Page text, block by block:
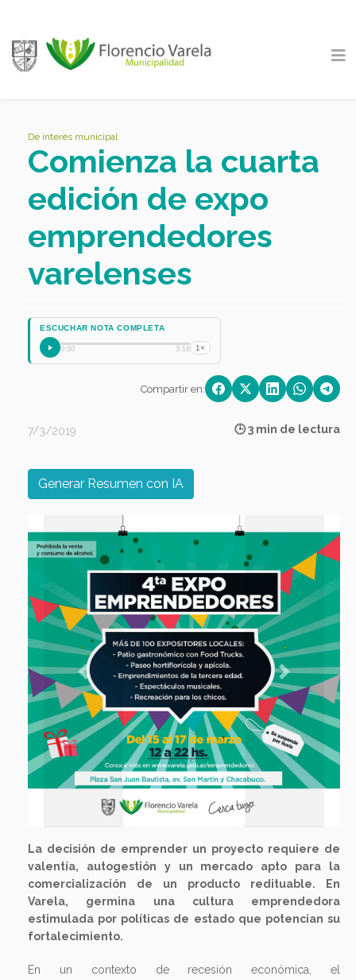
De interés municipal
Comienza la cuarta
edición de expo
emprendedores
varelenses
ESCUCHAR NOTA COMPLETA
0:00 3:16 1×
Compartir en:
7/3/2019 🕒 3 min de lectura
Generar Resumen con IA
Previous Next
La decisión de emprender un proyecto requiere de
valentía, autogestión y un mercado apto para la
comercialización de un producto redituable. En
Varela, germina una cultura emprendedora
estimulada por políticas de estado que potencian su
fortalecimiento.
En un contexto de recesión económica, el